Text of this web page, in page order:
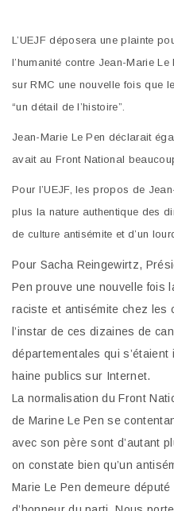
L’UEJF déposera une plainte
l’humanité contre Jean-Marie
sur RMC une nouvelle fois que
“un détail de l’histoire”.
Jean-Marie Le Pen déclarait
avait au Front National
Pour l’UEJF, les propos de
plus la nature authentique des
de culture antisémite et d’un
Pour Sacha Reingewirtz,
Pen prouve une nouvelle fois
raciste et antisémite chez les
l’instar de ces dizaines de
départementales qui
haine publics sur Internet.
La normalisation du Front
de Marine Le Pen se
avec son père sont d’autant
on constate bien qu’un
Marie Le Pen demeure